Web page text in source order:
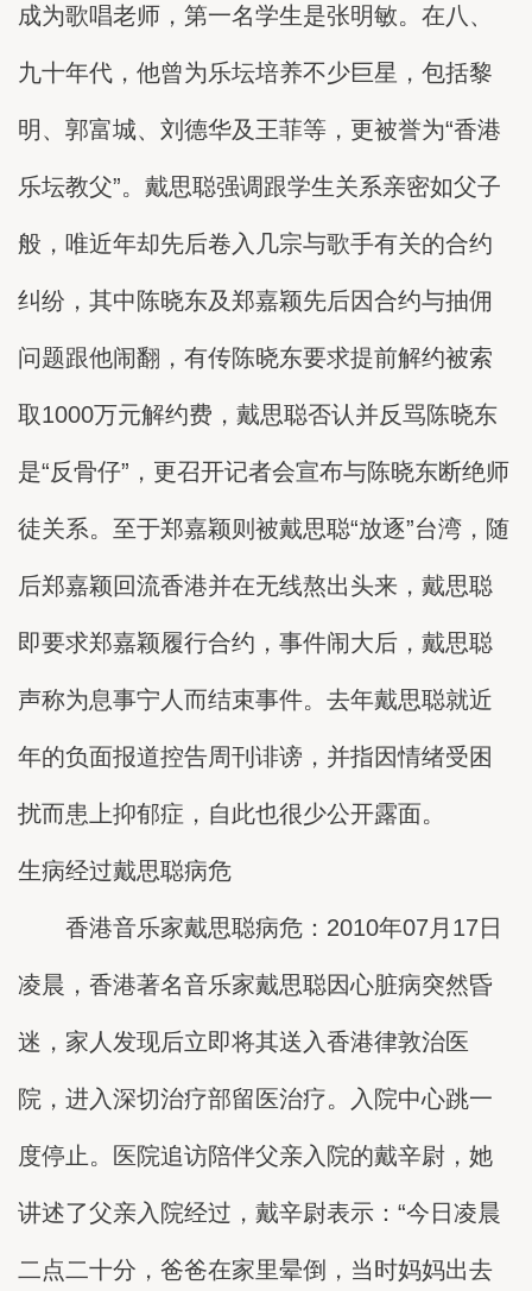
成为歌唱老师，第一名学生是张明敏。在八、
九十年代，他曾为乐坛培养不少巨星，包括黎
明、郭富城、刘德华及王菲等，更被誉为“香港
乐坛教父”。戴思聪强调跟学生关系亲密如父子
般，唯近年却先后卷入几宗与歌手有关的合约
纠纷，其中陈晓东及郑嘉颖先后因合约与抽佣
问题跟他闹翻，有传陈晓东要求提前解约被索
取1000万元解约费，戴思聪否认并反骂陈晓东
是“反骨仔”，更召开记者会宣布与陈晓东断绝师
徒关系。至于郑嘉颖则被戴思聪“放逐”台湾，随
后郑嘉颖回流香港并在无线熬出头来，戴思聪
即要求郑嘉颖履行合约，事件闹大后，戴思聪
声称为息事宁人而结束事件。去年戴思聪就近
年的负面报道控告周刊诽谤，并指因情绪受困
扰而患上抑郁症，自此也很少公开露面。
生病经过戴思聪病危
香港音乐家戴思聪病危：2010年07月17日
凌晨，香港著名音乐家戴思聪因心脏病突然昏
迷，家人发现后立即将其送入香港律敦治医
院，进入深切治疗部留医治疗。入院中心跳一
度停止。医院追访陪伴父亲入院的戴辛尉，她
讲述了父亲入院经过，戴辛尉表示：“今日凌晨
二点二十分，爸爸在家里晕倒，当时妈妈出去